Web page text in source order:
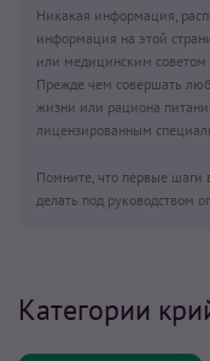
Никакая информация,
информация на этой
или медицинским советом
Прежде чем совершать
жизни или рациона
лицензированным
Помните, что первые шаги
делать под руководством
Категории